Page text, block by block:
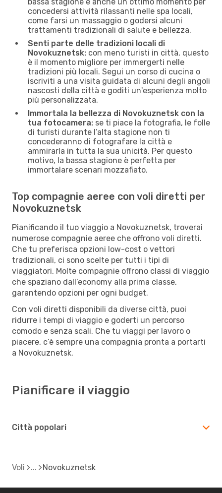
concedersi attività rilassanti nelle spa locali,
come farsi un massaggio o godersi alcuni
trattamenti tradizionali di salute e bellezza.
Senti parte delle tradizioni locali di
Novokuznetsk: con meno turisti in città, questo
è il momento migliore per immergerti nelle
tradizioni più locali. Segui un corso di cucina o
iscriviti a una visita guidata di alcuni degli angoli
nascosti della città e goditi un'esperienza molto
più personalizzata.
Immortala la bellezza di Novokuznetsk con la
tua fotocamera: se ti piace la fotografia, le folle
di turisti durante l’alta stagione non ti
concederanno di fotografare la città e
ammirarla in tutta la sua unicità. Per questo
motivo, la bassa stagione è perfetta per
immortalare scenari mozzafiato.
Top compagnie aeree con voli diretti per
Novokuznetsk
Pianificando il tuo viaggio a Novokuznetsk, troverai
numerose compagnie aeree che offrono voli diretti.
Che tu preferisca opzioni low-cost o vettori
tradizionali, ci sono scelte per tutti i tipi di
viaggiatori. Molte compagnie offrono classi di viaggio
che spaziano dall’economy alla prima classe,
garantendo opzioni per ogni budget.
Con voli diretti disponibili da diverse città, puoi
ridurre i tempi di viaggio e goderti un percorso
comodo e senza scali. Che tu viaggi per lavoro o
piacere, c’è sempre una compagnia pronta a portarti
a Novokuznetsk.
Pianificare il viaggio
Città popolari
Voli Novokuznetsk